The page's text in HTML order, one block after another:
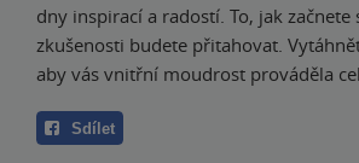
dny inspirací a radostí. To, jak
zkušenosti budete přitahovat.
aby vás vnitřní moudrost prováděla
Sdílet